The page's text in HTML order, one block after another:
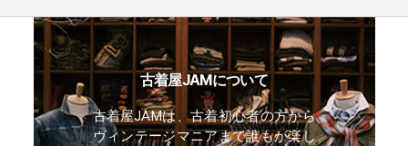
古着屋JAMについて
古着屋JAMは、古着初心者の方から
ヴィンテージマニアまで誰もが楽し